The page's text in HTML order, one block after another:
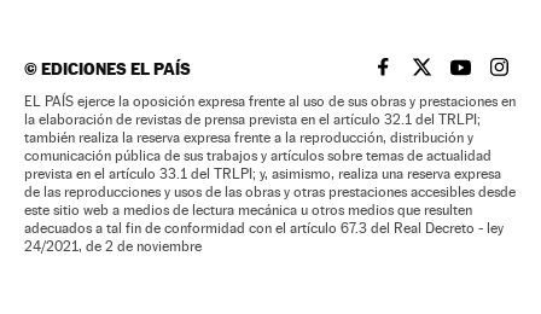
©EDICIONES EL PAÍS EL PAÍS BRASIL EN
EL PAÍSEL PAÍS
EL
EL PAÍS ejerce la oposición expresa frente al uso de sus obras y prestaciones en
la elaboración de revistas de prensa prevista en el artículo 32.1 del TRLPI;
también realiza la reserva expresa frente a la reproducción, distribución y
comunicación pública de sus trabajos y artículos sobre temas de actualidad
prevista en el artículo 33.1 del TRLPI; y, asimismo, realiza una reserva expresa
de las reproducciones y usos de las obras y otras prestaciones accesibles desde
este sitio web a medios de lectura mecánica u otros medios que resulten
adecuados a tal fin de conformidad con el artículo 67.3 del Real Decreto - ley
24/2021, de 2 de noviembre